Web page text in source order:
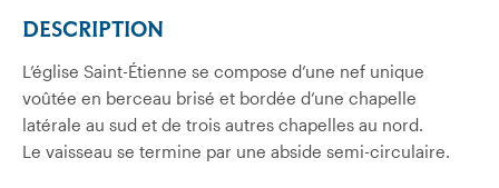
DESCRIPTION
L’église Saint-Étienne se compose d’une nef unique
voûtée en berceau brisé et bordée d’une chapelle
latérale au sud et de trois autres chapelles au nord.
Le vaisseau se termine par une abside semi-circulaire.